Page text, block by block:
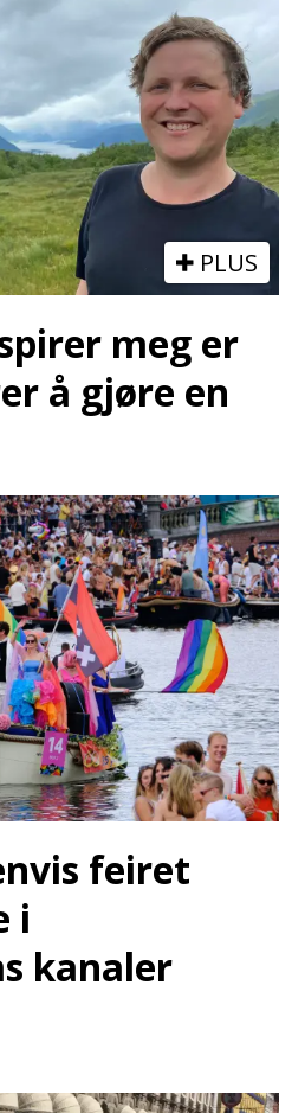
PLUS
meg er
å gjøre en
feiret
i
kanaler